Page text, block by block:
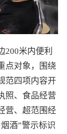
200米内便利
点对象，围绕
范四项内容开
照、食品经营
营、超范围经
酒”警示标识